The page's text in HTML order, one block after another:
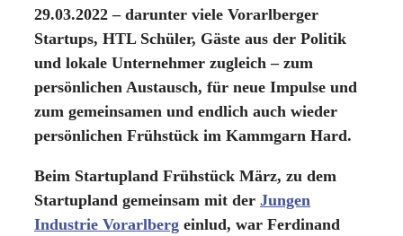
29.03.2022 – darunter viele Vorarlberger
Startups, HTL Schüler, Gäste aus der Politik
und lokale Unternehmer zugleich – zum
persönlichen Austausch, für neue Impulse und
zum gemeinsamen und endlich auch wieder
persönlichen Frühstück im Kammgarn Hard.
Beim Startupland Frühstück März, zu dem
Startupland gemeinsam mit der Jungen
Industrie Vorarlberg einlud, war Ferdinand